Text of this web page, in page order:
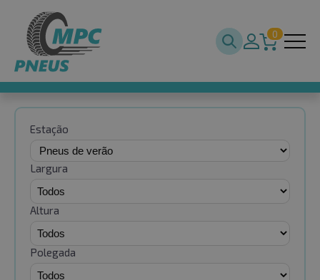
0
Estação
Largura
Altura
Polegada